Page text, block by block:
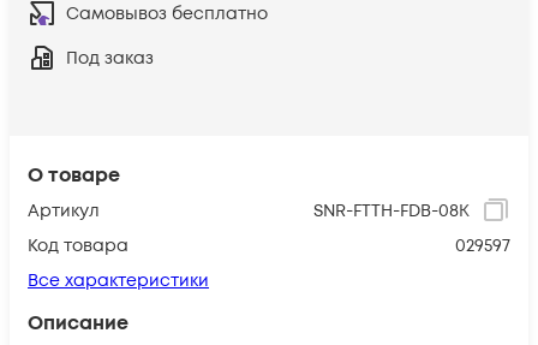
О товаре
Артикул
SNR-FTTH-FDB-08K
Код товара
029597
Все характеристики
Описание
Самовывоз бесплатно
Под заказ